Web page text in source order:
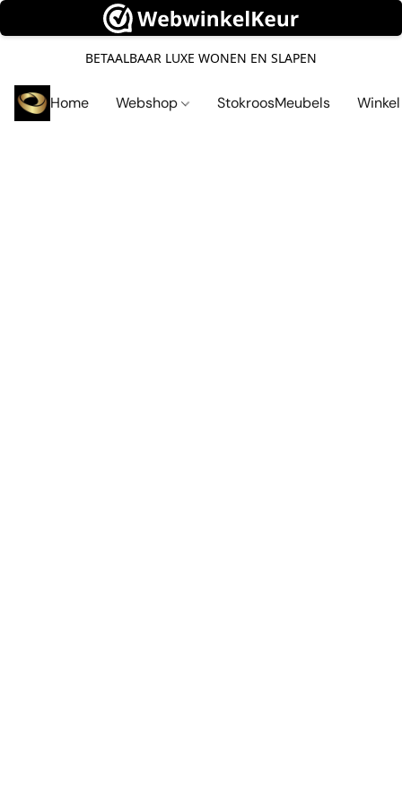
BETAALBAAR LUXE WONEN EN SLAPEN
Home Webshop StokroosMeubels